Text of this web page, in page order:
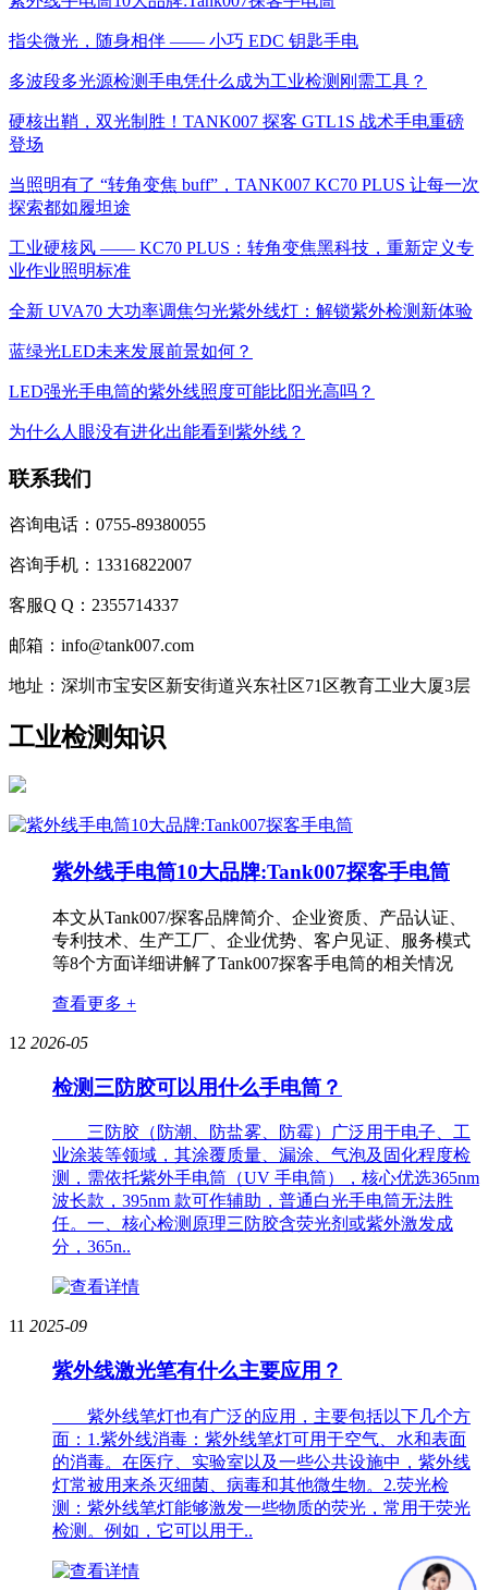
指尖微光，随身相伴 —— 小巧 EDC 钥匙手电
多波段多光源检测手电凭什么成为工业检测刚需工具？
硬核出鞘，双光制胜！TANK007 探客 GTL1S 战术手电重磅
登场
当照明有了 “转角变焦 buff”，TANK007 KC70 PLUS 让每一次
探索都如履坦途
工业硬核风 —— KC70 PLUS：转角变焦黑科技，重新定义专
业作业照明标准
全新 UVA70 大功率调焦匀光紫外线灯：解锁紫外检测新体验
蓝绿光LED未来发展前景如何？
LED强光手电筒的紫外线照度可能比阳光高吗？
为什么人眼没有进化出能看到紫外线？
联系我们
咨询电话：0755-89380055
咨询手机：13316822007
客服Q Q：2355714337
邮箱：info@tank007.com
地址：深圳市宝安区新安街道兴东社区71区教育工业大厦3层
工业检测知识
紫外线手电筒10大品牌:Tank007探客手电筒
本文从Tank007/探客品牌简介、企业资质、产品认证、
专利技术、生产工厂、企业优势、客户见证、服务模式
等8个方面详细讲解了Tank007探客手电筒的相关情况
查看更多 +
12 2026-05
检测三防胶可以用什么手电筒？
三防胶（防潮、防盐雾、防霉）广泛用于电子、工
业涂装等领域，其涂覆质量、漏涂、气泡及固化程度检
测，需依托紫外手电筒（UV 手电筒），核心优选365nm
波长款，395nm 款可作辅助，普通白光手电筒无法胜
任。一、核心检测原理三防胶含荧光剂或紫外激发成
分，365n..
11 2025-09
紫外线激光笔有什么主要应用？
紫外线笔灯也有广泛的应用，主要包括以下几个方
面：1.紫外线消毒：紫外线笔灯可用于空气、水和表面
的消毒。在医疗、实验室以及一些公共设施中，紫外线
灯常被用来杀灭细菌、病毒和其他微生物。2.荧光检
测：紫外线笔灯能够激发一些物质的荧光，常用于荧光
检测。例如，它可以用于..